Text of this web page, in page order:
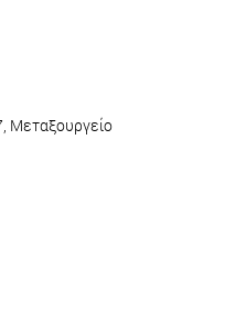
Μεταξουργείο